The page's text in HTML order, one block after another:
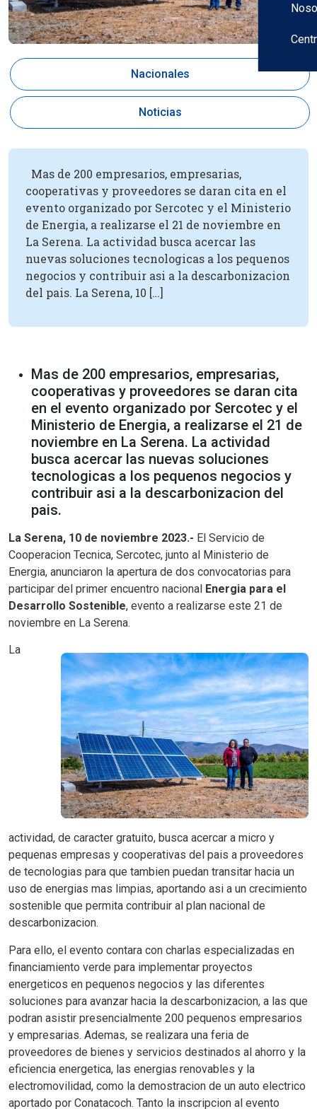
Nacionales
Noticias
Mas de 200 empresarios, empresarias,
cooperativas y proveedores se daran cita en el
evento organizado por Sercotec y el Ministerio
de Energia, a realizarse el 21 de noviembre en
La Serena. La actividad busca acercar las
nuevas soluciones tecnologicas a los pequenos
negocios y contribuir asi a la descarbonizacion
del pais. La Serena, 10 […]
Mas de 200 empresarios, empresarias,
cooperativas y proveedores se daran cita
en el evento organizado por Sercotec y el
Ministerio de Energia, a realizarse el 21 de
noviembre en La Serena. La actividad
busca acercar las nuevas soluciones
tecnologicas a los pequenos negocios y
contribuir asi a la descarbonizacion del
pais.
La Serena, 10 de noviembre 2023.- El Servicio de
Cooperacion Tecnica, Sercotec, junto al Ministerio de
Energia, anunciaron la apertura de dos convocatorias para
participar del primer encuentro nacional Energia para el
Desarrollo Sostenible, evento a realizarse este 21 de
noviembre en La Serena.
La
actividad, de caracter gratuito, busca acercar a micro y
pequenas empresas y cooperativas del pais a proveedores
de tecnologias para que tambien puedan transitar hacia un
uso de energias mas limpias, aportando asi a un crecimiento
sostenible que permita contribuir al plan nacional de
descarbonizacion.
Para ello, el evento contara con charlas especializadas en
financiamiento verde para implementar proyectos
energeticos en pequenos negocios y las diferentes
soluciones para avanzar hacia la descarbonizacion, a las que
podran asistir presencialmente 200 pequenos empresarios
y empresarias. Ademas, se realizara una feria de
proveedores de bienes y servicios destinados al ahorro y la
eficiencia energetica, las energias renovables y la
electromovilidad, como la demostracion de un auto electrico
aportado por Conatacoch. Tanto la inscripcion al evento